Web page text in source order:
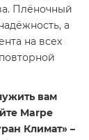
Плёночный
а
на всех
вам
Marpe
Климат» –